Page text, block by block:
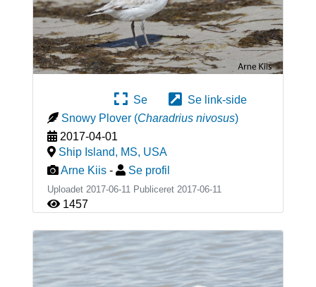
Se
Se link-side
Snowy Plover (Charadrius nivosus)
2017-04-01
Ship Island, MS, USA
Arne Kiis - Se profil
Uploadet 2017-06-11 Publiceret 2017-06-11
1457